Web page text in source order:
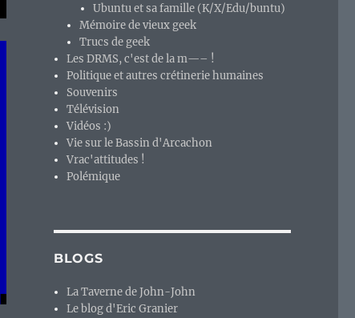
Ubuntu et sa famille (K/X/Edu/buntu)
Mémoire de vieux geek
Trucs de geek
Les DRMS, c'est de la m—– !
Politique et autres crétinerie humaines
Souvenirs
Télévision
Vidéos :)
Vie sur le Bassin d'Arcachon
Vrac'attitudes !
Polémique
BLOGS
La Taverne de John-John
Le blog d'Eric Granier